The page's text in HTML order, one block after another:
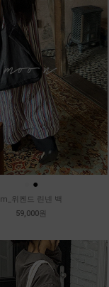
●
m_위켄드 린넨 백
59,000원